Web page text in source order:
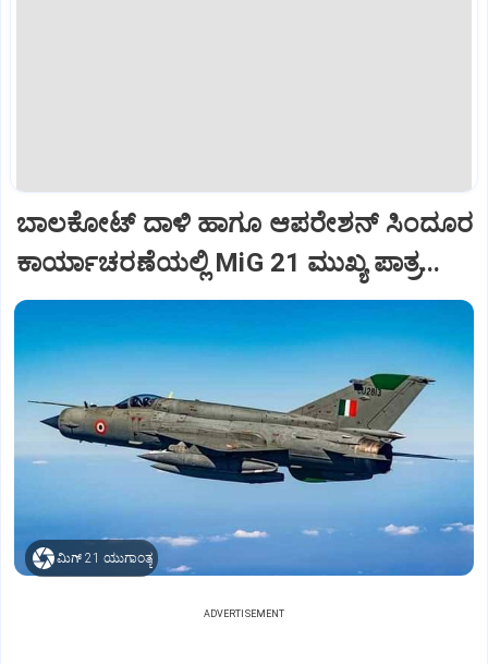
ಬಾಲಕೋಟ್‌ ದಾಳಿ ಹಾಗೂ ಆಪರೇಶನ್‌ ಸಿಂದೂರ
ಕಾರ್ಯಾಚರಣೆಯಲ್ಲಿ MiG 21 ಮುಖ್ಯ ಪಾತ್ರ...
ಮಿಗ್‌ 21 ಯುಗಾಂತ್ಯ
ADVERTISEMENT